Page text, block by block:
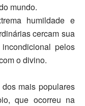
mundo.
humildade e
cercam sua
pelos
o divino.
mais populares
, que ocorreu na